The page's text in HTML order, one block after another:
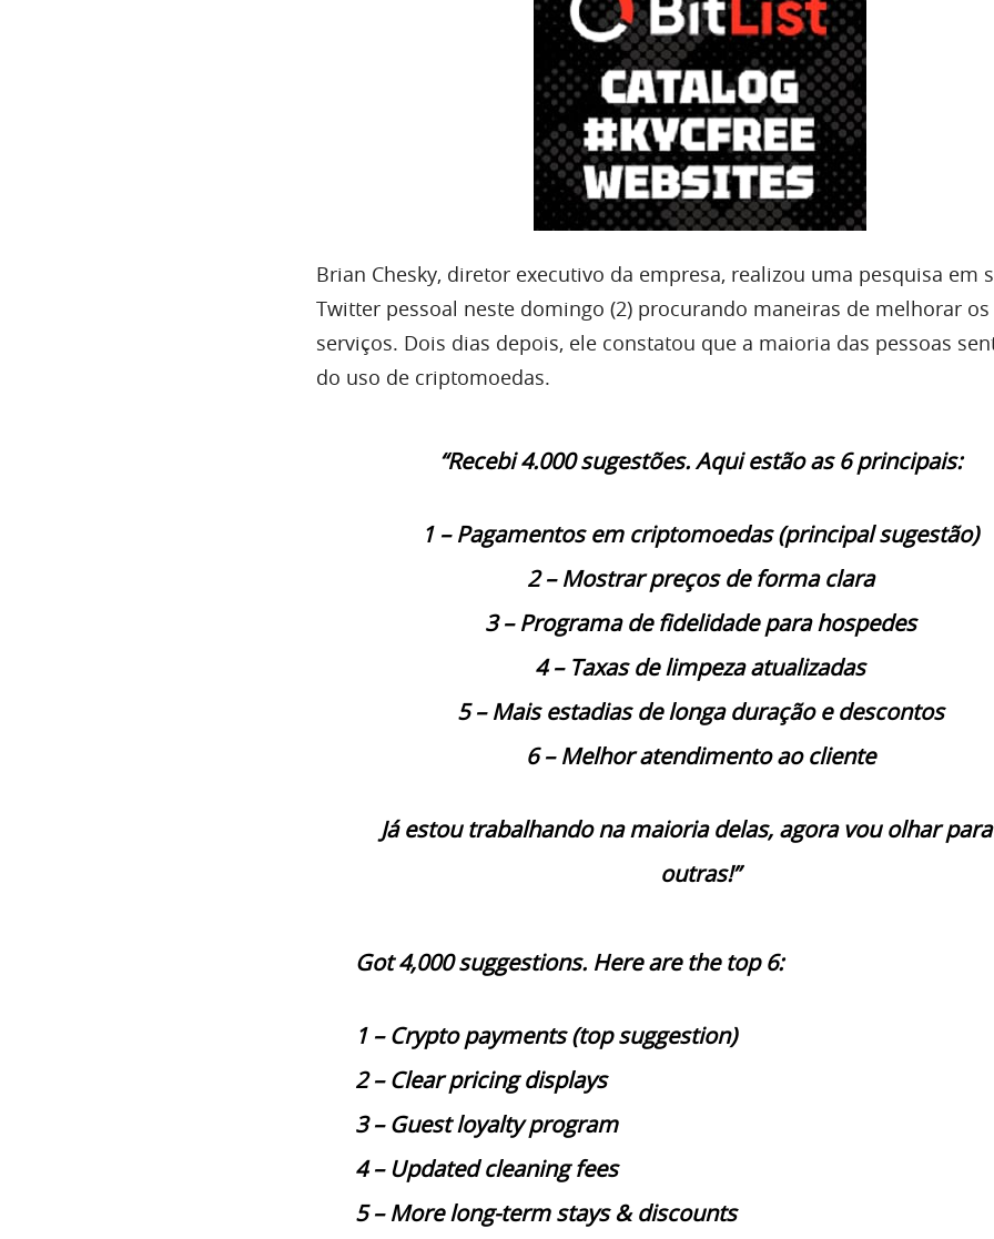
Brian Chesky, diretor executivo da empresa, realizou uma pesquisa em
Twitter pessoal neste domingo (2) procurando maneiras de melhorar os
serviços. Dois dias depois, ele constatou que a maioria das pessoas
do uso de criptomoedas.
“Recebi 4.000 sugestões. Aqui estão as 6 principais:
1 – Pagamentos em criptomoedas (principal sugestão)
2 – Mostrar preços de forma clara
3 – Programa de fidelidade para hospedes
4 – Taxas de limpeza atualizadas
5 – Mais estadias de longa duração e descontos
6 – Melhor atendimento ao cliente
Já estou trabalhando na maioria delas, agora vou olhar
outras!”
Got 4,000 suggestions. Here are the top 6:
1 – Crypto payments (top suggestion)
2 – Clear pricing displays
3 – Guest loyalty program
4 – Updated cleaning fees
5 – More long-term stays & discounts